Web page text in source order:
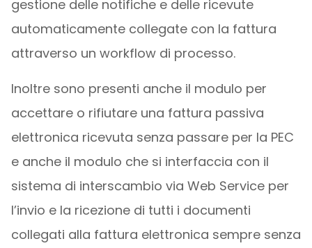
gestione delle notifiche e delle ricevute
automaticamente collegate con la fattura
attraverso un workflow di processo.
Inoltre sono presenti anche il modulo per
accettare o rifiutare una fattura passiva
elettronica ricevuta senza passare per la PEC
e anche il modulo che si interfaccia con il
sistema di interscambio via Web Service per
l’invio e la ricezione di tutti i documenti
collegati alla fattura elettronica sempre senza